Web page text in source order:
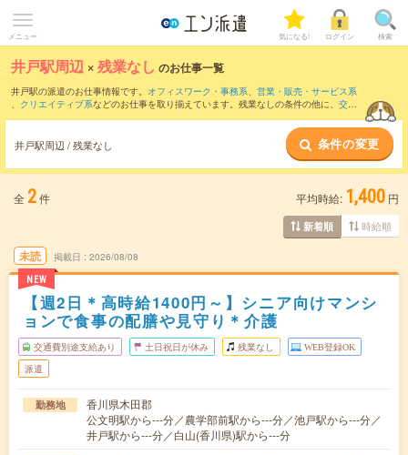
メニュー 気になる! ログイン 検索
井戸駅周辺 ×残業なし のお仕事一覧
井戸駅の派遣のお仕事情報です。 オフィスワーク・事務系、 営業・販売・サービス系
、 クリエイティブ系などのお仕事を取り揃えています。残業なしの条件の他に、 交通
井戸駅周辺 / 残業なし 条件の変更
全 2件 平均時給: 1,400 円
新着順 時給順
未読
NEW
掲載日 2026/08/08
【週2日＊高時給1400円～】シニア向けマンシ
ョンで食事の配膳や見守り＊介護
交通費別途支給あり 土日祝日が休み 残業なし WEB登録OK
派遣
勤務地
香川県木田郡
公文明駅から---分／農学部前駅から---分／池戸駅から---分／
井戸駅から---分／白山(香川県)駅から---分